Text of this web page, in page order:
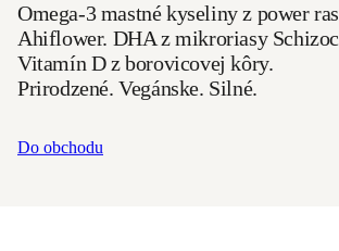
Omega-3 mastné kyseliny z power
Ahiflower. DHA z mikroriasy
Vitamín D z borovicovej kôry.
Prirodzené. Vegánske. Silné.
Do obchodu